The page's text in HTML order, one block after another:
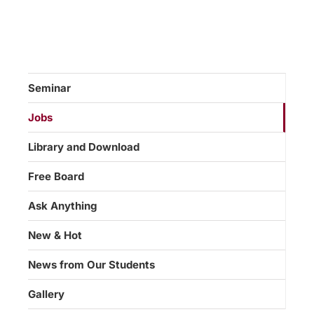
Seminar
Jobs
Library and Download
Free Board
Ask Anything
New & Hot
News from Our Students
Gallery